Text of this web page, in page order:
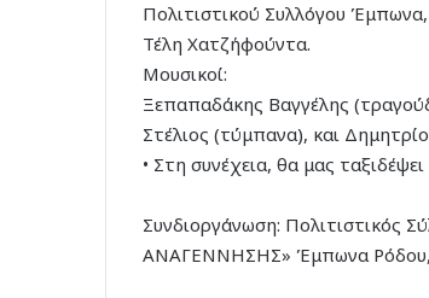
Πολιτιστικού Συλλόγου
Τέλη Χατζήφούντα.
Μουσικοί:
Ξεπαπαδάκης Βαγγέλης
Στέλιος (τύμπανα), και
• Στη συνέχεια, θα μας
Συνδιοργάνωση: Πολιτιστικός
ΑΝΑΓΕΝΝΗΣΗΣ» Έμπωνα Ρόδου,